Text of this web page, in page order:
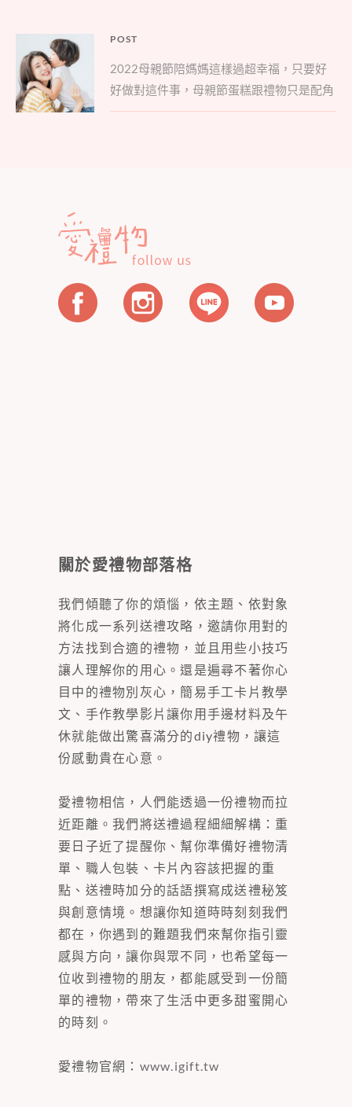
章
導
覽
POST
Parent
post:
2022母親節陪媽媽這樣過超幸福，只要好
好做對這件事，母親節蛋糕跟禮物只是配角
關於愛禮物部落格
我們傾聽了你的煩惱，依主題、依對象
將化成一系列送禮攻略，邀請你用對的
方法找到合適的禮物，並且用些小技巧
讓人理解你的用心。還是遍尋不著你心
目中的禮物別灰心，簡易手工卡片教學
文、手作教學影片讓你用手邊材料及午
休就能做出驚喜滿分的diy禮物，讓這
份感動貴在心意。
愛禮物相信，人們能透過一份禮物而拉
近距離。我們將送禮過程細細解構：重
要日子近了提醒你、幫你準備好禮物清
單、職人包裝、卡片內容該把握的重
點、送禮時加分的話語撰寫成送禮秘笈
與創意情境。想讓你知道時時刻刻我們
都在，你遇到的難題我們來幫你指引靈
感與方向，讓你與眾不同，也希望每一
位收到禮物的朋友，都能感受到一份簡
單的禮物，帶來了生活中更多甜蜜開心
的時刻。
愛禮物官網： www.igift.tw